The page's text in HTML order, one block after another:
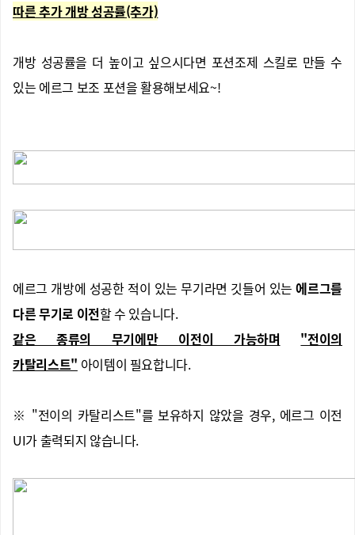
따른 추가 개방 성공률(추가)
개방 성공률을 더 높이고 싶으시다면 포션조제 스킬로 만들 수
있는 에르그 보조 포션을 활용해보세요~!
에르그 개방에 성공한 적이 있는 무기라면 깃들어 있는 에르그를
다른 무기로 이전할 수 있습니다.
같은 종류의 무기에만 이전이 가능하며
"전이의
카탈리스트" 아이템이 필요합니다.
※ "전이의 카탈리스트"를 보유하지 않았을 경우, 에르그 이전
UI가 출력되지 않습니다.